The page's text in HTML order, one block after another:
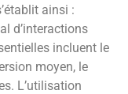
ainsi :
d’interactions
incluent le
moyen, le
L’utilisation